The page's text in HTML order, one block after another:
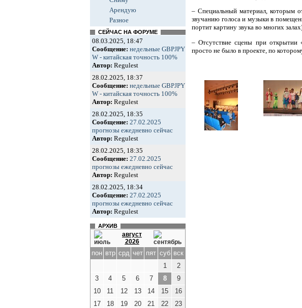
Арендую
Разное
СЕЙЧАС НА ФОРУМЕ
08.03.2025, 18:47
Сообщение: недельные GBPJPY
W - китайская точность 100%
Автор: Regulest
28.02.2025, 18:37
Сообщение: недельные GBPJPY
W - китайская точность 100%
Автор: Regulest
28.02.2025, 18:35
Сообщение: 27.02.2025
прогнозы ежедневно сейчас
Автор: Regulest
28.02.2025, 18:35
Сообщение: 27.02.2025
прогнозы ежедневно сейчас
Автор: Regulest
28.02.2025, 18:34
Сообщение: 27.02.2025
прогнозы ежедневно сейчас
Автор: Regulest
АРХИВ
август
2026
пон втр срд чет пят суб вск
1
2
3
4 5 6 7 8
9
10
11 12 13 14 15
16
17
18 19 20 21 22
23
– Специальный материал, которым
звучанию голоса и музыки в
портит картину звука во многих
– Отсутствие сцены при открытии
просто не было в проекте, по